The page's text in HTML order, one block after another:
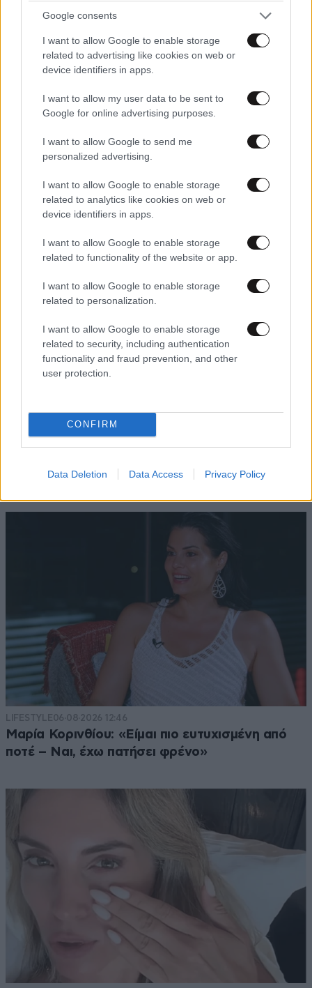
Google consents
I want to allow Google to enable storage
related to advertising like cookies on web or
device identifiers in apps.
I want to allow my user data to be sent to
Google for online advertising purposes.
I want to allow Google to send me
personalized advertising.
I want to allow Google to enable storage
related to analytics like cookies on web or
device identifiers in apps.
I want to allow Google to enable storage
related to functionality of the website or app.
I want to allow Google to enable storage
related to personalization.
I want to allow Google to enable storage
related to security, including authentication
functionality and fraud prevention, and other
user protection.
CONFIRM
Data Deletion Data Access Privacy Policy
LIFESTYLE06·08·2026 16:11
Βλαδίμηρος Κυριακίδης: «Δεν πιστεύω στον
Θεό, είναι δημιούργημα του ανθρώπου»
LIFESTYLE06·08·2026 18:51
την προσωπική του ζωή: «Δεν αποτελεί
LIFESTYLE06·08·2026 12:46
Μαρία Κορινθίου: «Είμαι πιο ευτυχισμένη από
ποτέ – Ναι, έχω πατήσει φρένο»